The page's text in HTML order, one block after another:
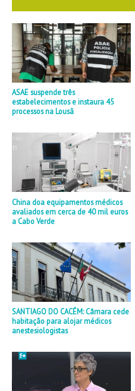
ASAE suspende três
estabelecimentos e instaura 45
processos na Lousã
China doa equipamentos médicos
avaliados em cerca de 40 mil euros
a Cabo Verde
SANTIAGO DO CACÉM: Câmara cede
habitação para alojar médicos
anestesiologistas